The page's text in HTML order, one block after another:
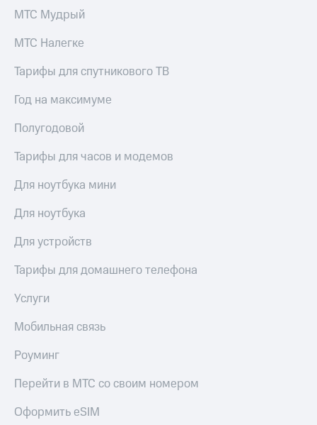
КИОН
Строки
Live
Гудок
Мой
Все
приложения
Финансы
Инвестиции
доход
на связь
Скидка 30%
на связь
МТС
Накопления
Откладывайте
и получайте
Акции
Условия
пополнения
Скидка
Тарифы
и МТС Супер
дешевле
с карты
МТС Мудрый
МТС Налегке
Тарифы для спутникового ТВ
Год на максимуме
Полугодовой
Тарифы для часов и модемов
Для ноутбука мини
Для ноутбука
Для устройств
Тарифы для домашнего телефона
Услуги
Мобильная связь
Роуминг
Перейти в МТС со своим номером
Оформить eSIM